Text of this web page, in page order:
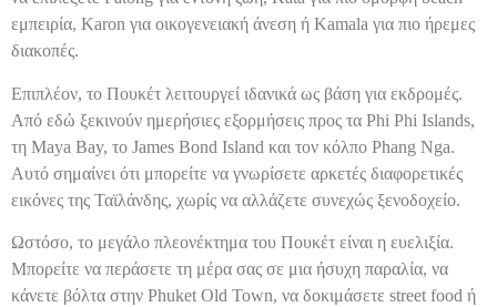
εμπειρία, Karon για οικογενειακή άνεση ή Kamala για πιο ήρεμες
διακοπές.
Επιπλέον, το Πουκέτ λειτουργεί ιδανικά ως βάση για εκδρομές.
Από εδώ ξεκινούν ημερήσιες εξορμήσεις προς τα Phi Phi Islands,
τη Maya Bay, το James Bond Island και τον κόλπο Phang Nga.
Αυτό σημαίνει ότι μπορείτε να γνωρίσετε αρκετές διαφορετικές
εικόνες της Ταϊλάνδης, χωρίς να αλλάζετε συνεχώς ξενοδοχείο.
Ωστόσο, το μεγάλο πλεονέκτημα του Πουκέτ είναι η ευελιξία.
Μπορείτε να περάσετε τη μέρα σας σε μια ήσυχη παραλία, να
κάνετε βόλτα στην Phuket Old Town, να δοκιμάσετε street food ή